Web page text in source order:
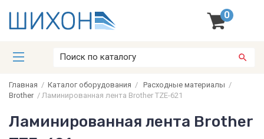
0
Главная / Каталог оборудования / Расходные материалы /
Brother/ Ламинированная лента Brother TZE-621
Ламинированная лента Brother